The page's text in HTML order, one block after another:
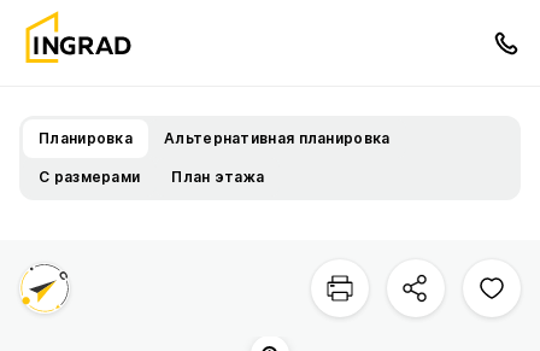
Планировка Альтернативная планировка
С размерами План этажа